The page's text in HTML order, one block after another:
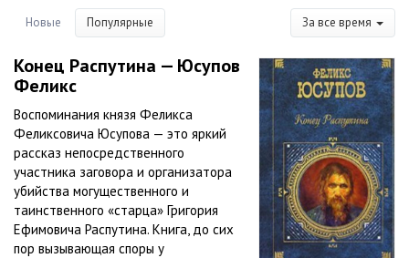
Новые Популярные За все время
Конец Распутина — Юсупов
Феликс
Воспоминания князя Феликса
Феликсовича Юсупова — это яркий
рассказ непосредственного
участника заговора и организатора
убийства могущественного и
таинственного «старца» Григория
Ефимовича Распутина. Книга, до сих
пор вызывающая споры у